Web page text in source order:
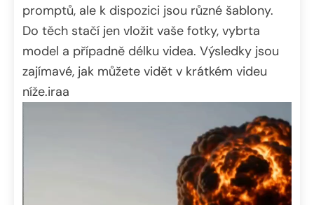
promptů, ale k dispozici jsou různé šablony.
Do těch stačí jen vložit vaše fotky, vybrta
model a případně délku videa. Výsledky jsou
zajímavé, jak můžete vidět v krátkém videu
níže.iraa